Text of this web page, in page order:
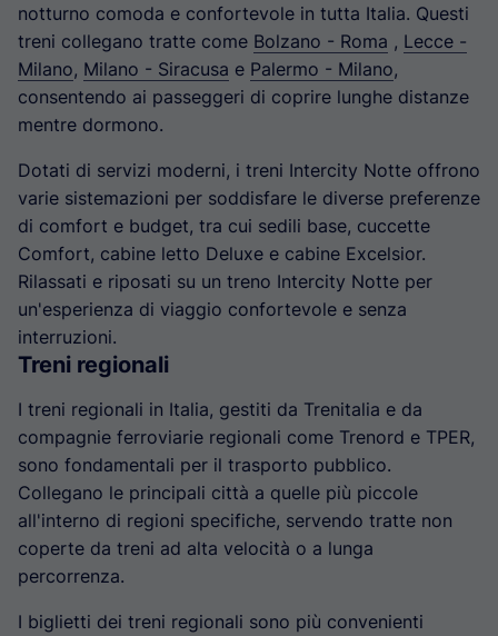
notturno comoda e confortevole in tutta Italia. Questi
treni collegano tratte come Bolzano - Roma , Lecce -
Milano, Milano - Siracusa e Palermo - Milano,
consentendo ai passeggeri di coprire lunghe distanze
mentre dormono.
Dotati di servizi moderni, i treni Intercity Notte offrono
varie sistemazioni per soddisfare le diverse preferenze
di comfort e budget, tra cui sedili base, cuccette
Comfort, cabine letto Deluxe e cabine Excelsior.
Rilassati e riposati su un treno Intercity Notte per
un'esperienza di viaggio confortevole e senza
interruzioni.
Treni regionali
I treni regionali in Italia, gestiti da Trenitalia e da
compagnie ferroviarie regionali come Trenord e TPER,
sono fondamentali per il trasporto pubblico.
Collegano le principali città a quelle più piccole
all'interno di regioni specifiche, servendo tratte non
coperte da treni ad alta velocità o a lunga
percorrenza.
I biglietti dei treni regionali sono più convenienti